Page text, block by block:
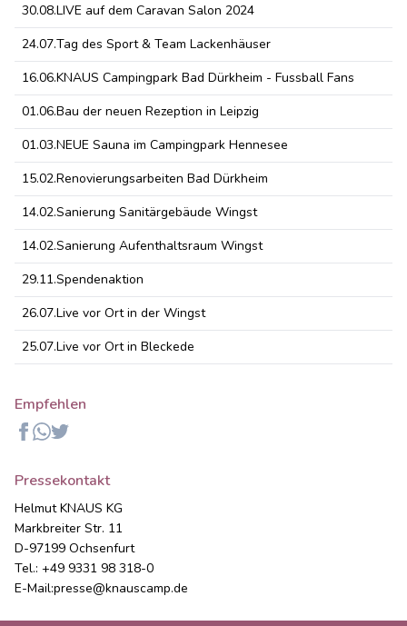
30.08.LIVE auf dem Caravan Salon 2024
24.07.Tag des Sport & Team Lackenhäuser
16.06.KNAUS Campingpark Bad Dürkheim - Fussball Fans
01.06.Bau der neuen Rezeption in Leipzig
01.03.NEUE Sauna im Campingpark Hennesee
15.02.Renovierungsarbeiten Bad Dürkheim
14.02.Sanierung Sanitärgebäude Wingst
14.02.Sanierung Aufenthaltsraum Wingst
29.11.Spendenaktion
26.07.Live vor Ort in der Wingst
25.07.Live vor Ort in Bleckede
Empfehlen
Facebook
Whatsapp
Twitter
Pressekontakt
Helmut KNAUS KG
Markbreiter Str. 11
D-97199 Ochsenfurt
Tel.: +49 9331 98 318-0
E-Mail:presse@knauscamp.de